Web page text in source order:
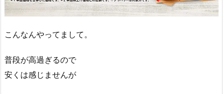
こんなんやってまして。
普段が高過ぎるので
安くは感じませんが